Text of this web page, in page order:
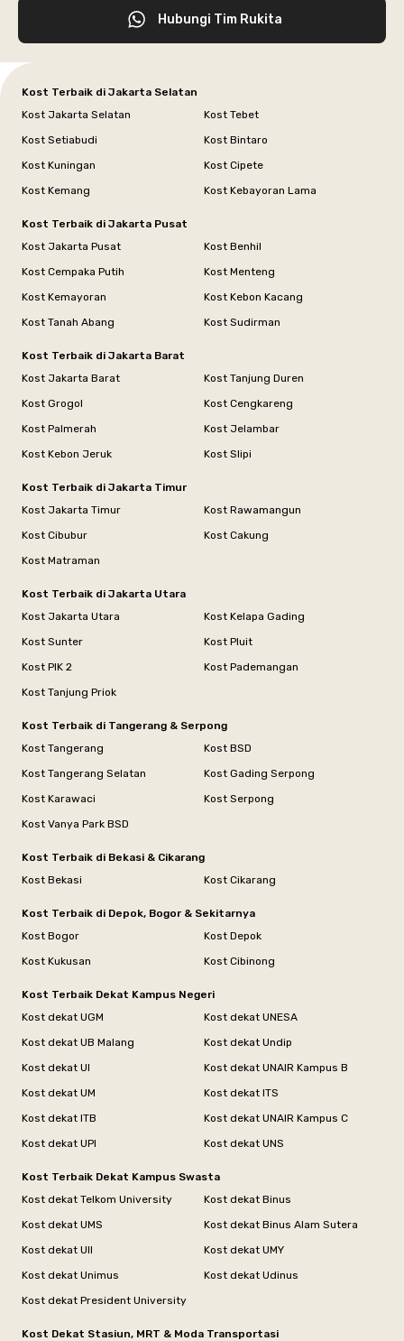
Hubungi Tim Rukita
Kost Terbaik di Jakarta Selatan
Kost Jakarta Selatan
Kost Tebet
Kost Setiabudi
Kost Bintaro
Kost Kuningan
Kost Cipete
Kost Kemang
Kost Kebayoran Lama
Kost Terbaik di Jakarta Pusat
Kost Jakarta Pusat
Kost Benhil
Kost Cempaka Putih
Kost Menteng
Kost Kemayoran
Kost Kebon Kacang
Kost Tanah Abang
Kost Sudirman
Kost Terbaik di Jakarta Barat
Kost Jakarta Barat
Kost Tanjung Duren
Kost Grogol
Kost Cengkareng
Kost Palmerah
Kost Jelambar
Kost Kebon Jeruk
Kost Slipi
Kost Terbaik di Jakarta Timur
Kost Jakarta Timur
Kost Rawamangun
Kost Cibubur
Kost Cakung
Kost Matraman
Kost Terbaik di Jakarta Utara
Kost Jakarta Utara
Kost Kelapa Gading
Kost Sunter
Kost Pluit
Kost PIK 2
Kost Pademangan
Kost Tanjung Priok
Kost Terbaik di Tangerang & Serpong
Kost Tangerang
Kost BSD
Kost Tangerang Selatan
Kost Gading Serpong
Kost Karawaci
Kost Serpong
Kost Vanya Park BSD
Kost Terbaik di Bekasi & Cikarang
Kost Bekasi
Kost Cikarang
Kost Terbaik di Depok, Bogor & Sekitarnya
Kost Bogor
Kost Depok
Kost Kukusan
Kost Cibinong
Kost Terbaik Dekat Kampus Negeri
Kost dekat UGM
Kost dekat UNESA
Kost dekat UB Malang
Kost dekat Undip
Kost dekat UI
Kost dekat UNAIR Kampus B
Kost dekat UM
Kost dekat ITS
Kost dekat ITB
Kost dekat UNAIR Kampus C
Kost dekat UPI
Kost dekat UNS
Kost Terbaik Dekat Kampus Swasta
Kost dekat Telkom University
Kost dekat Binus
Kost dekat UMS
Kost dekat Binus Alam Sutera
Kost dekat UII
Kost dekat UMY
Kost dekat Unimus
Kost dekat Udinus
Kost dekat President University
Kost Dekat Stasiun, MRT & Moda Transportasi